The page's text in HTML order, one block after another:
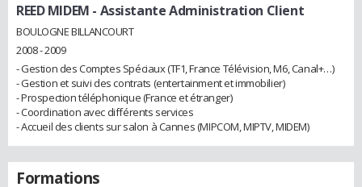
REED MIDEM - Assistante Administration Client
BOULOGNE BILLANCOURT
2008 - 2009
- Gestion des Comptes Spéciaux (TF1, France Télévision, M6, Canal+…)
- Gestion et suivi des contrats (entertainment et immobilier)
- Prospection téléphonique (France et étranger)
- Coordination avec différents services
- Accueil des clients sur salon à Cannes (MIPCOM, MIPTV, MIDEM)
Formations